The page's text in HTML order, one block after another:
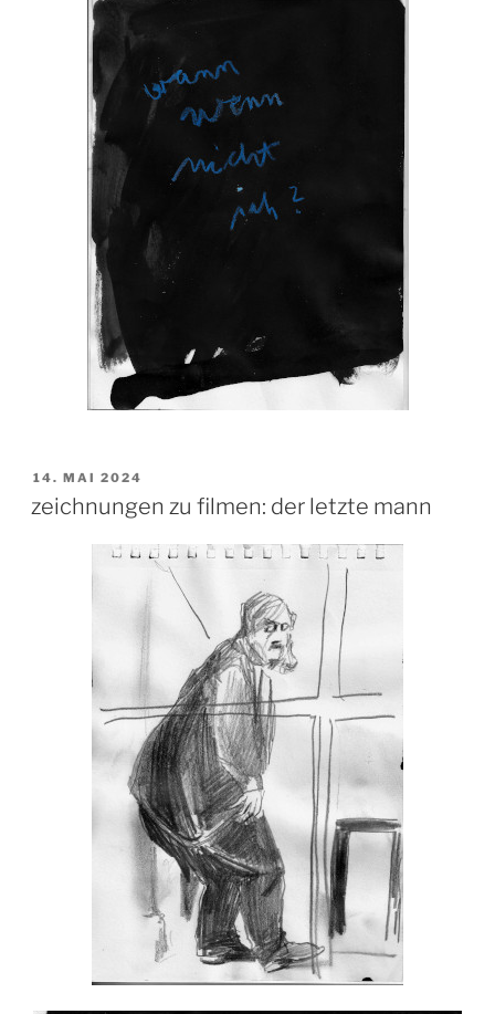
VERÖFFENTLICHT
AM
14. MAI 2024
zeichnungen zu filmen: der letzte mann